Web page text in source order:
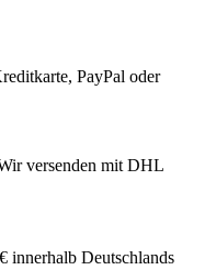
PayPal oder
versenden mit DHL
innerhalb Deutschlands